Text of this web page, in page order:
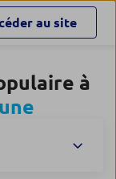
au site
à